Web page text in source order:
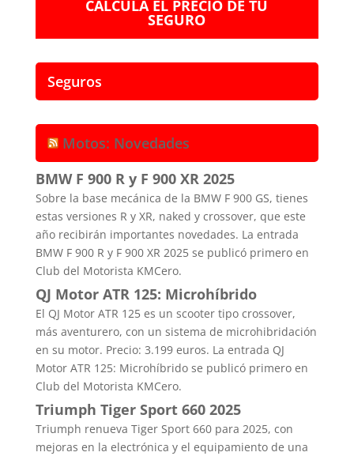
CALCULA EL PRECIO DE TU
SEGURO
Seguros
Motos: Novedades
BMW F 900 R y F 900 XR 2025
Sobre la base mecánica de la BMW F 900 GS, tienes
estas versiones R y XR, naked y crossover, que este
año recibirán importantes novedades. La entrada
BMW F 900 R y F 900 XR 2025 se publicó primero en
Club del Motorista KMCero.
QJ Motor ATR 125: Microhíbrido
El QJ Motor ATR 125 es un scooter tipo crossover,
más aventurero, con un sistema de microhibridación
en su motor. Precio: 3.199 euros. La entrada QJ
Motor ATR 125: Microhíbrido se publicó primero en
Club del Motorista KMCero.
Triumph Tiger Sport 660 2025
Triumph renueva Tiger Sport 660 para 2025, con
mejoras en la electrónica y el equipamiento de una